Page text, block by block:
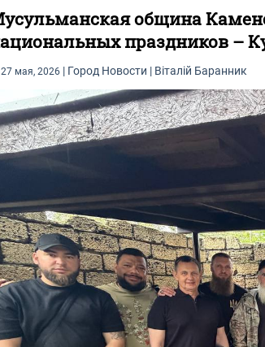
община
праздников –
27 мая, 2026 | Город Новости | Віталій Баранник